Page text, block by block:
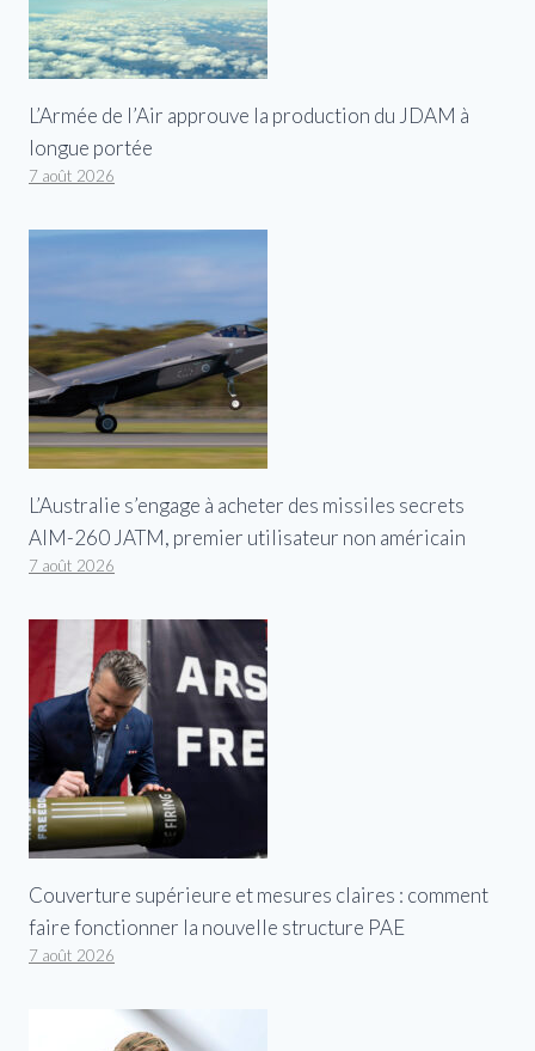
L’Armée de l’Air approuve la production du JDAM à
longue portée
7 août 2026
L’Australie s’engage à acheter des missiles secrets
AIM-260 JATM, premier utilisateur non américain
7 août 2026
Couverture supérieure et mesures claires : comment
faire fonctionner la nouvelle structure PAE
7 août 2026